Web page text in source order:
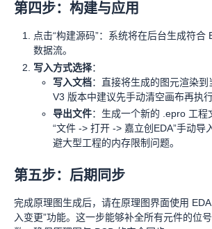
第四步：构建与应用
点击“构建源码”：系统将在后台生成符合
数据流。
写入方式选择：
写入文档：直接将生成的图元渲染
V3 版本中建议先手动清空画布再执行
导出文件：生成一个新的 .epro 工程
“文件 -> 打开 -> 嘉立创EDA”手动导
避大型工程的内存限制问题。
第五步：后期同步
完成原理图生成后，请在原理图界面使用
入变更”功能。这一步能够补全所有元件的位